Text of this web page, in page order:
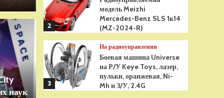
Гуджитсу
Паук Водная
наук
2
модель Meizhi
Mercedes-Benz SLS 1к14
(MZ-2024-R)
3
На радиоуправлении
Боевая машина Universe
на Р/У Keye Toys, лазер,
пульки, оранжевая, Ni-
Mh и З/У, 2.4G